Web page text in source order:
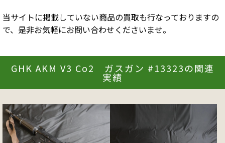
当サイトに掲載していない商品の買取も行なっておりますの
で、是非お気軽にお問い合わせくださいませ。
GHK AKM V3 Co2 ガスガン #13323の関連
実績